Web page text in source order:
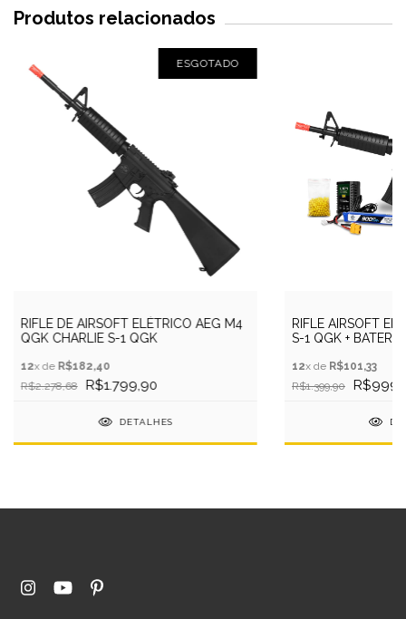
Produtos relacionados
ESGOTADO
RIFLE DE AIRSOFT ELÉTRICO AEG M4
QGK CHARLIE S-1 QGK
12x de R$182,40
R$2.278,68
R$1.799,90
DETALHES
RIFLE AIRSOFT
S-1 QGK +
12x de R$101,33
R$1.399,90